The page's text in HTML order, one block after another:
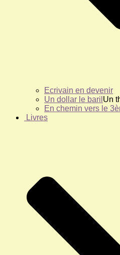
Ecrivain en devenir
Un dollar le baril Un
En chemin vers le
Livres